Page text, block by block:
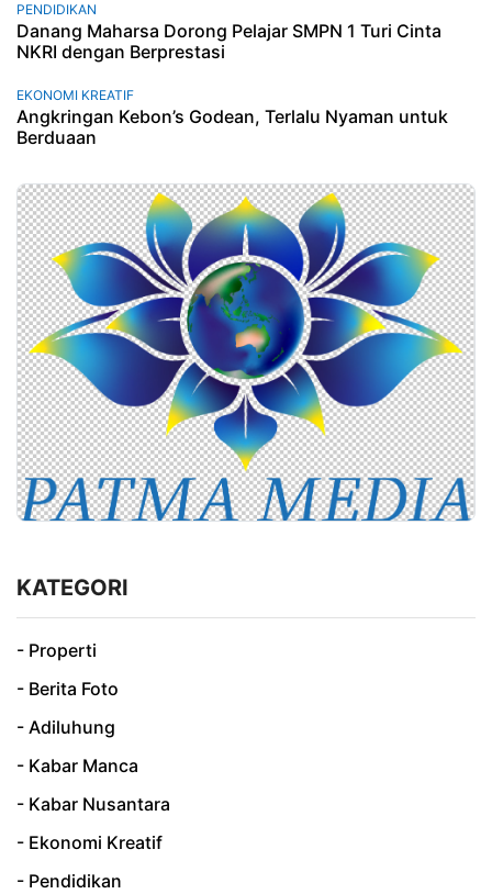
PENDIDIKAN
Danang Maharsa Dorong Pelajar SMPN 1 Turi Cinta
NKRI dengan Berprestasi
EKONOMI KREATIF
Angkringan Kebon’s Godean, Terlalu Nyaman untuk
Berduaan
KATEGORI
- Properti
- Berita Foto
- Adiluhung
- Kabar Manca
- Kabar Nusantara
- Ekonomi Kreatif
- Pendidikan